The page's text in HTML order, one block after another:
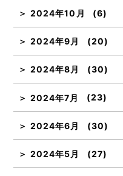
2024年10月 (6)
2024年9月 (20)
2024年8月 (30)
2024年7月 (23)
2024年6月 (30)
2024年5月 (27)